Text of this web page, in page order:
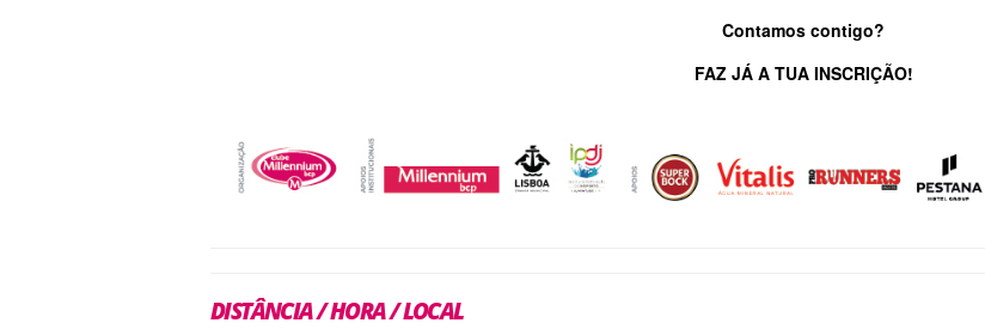
Contamos contigo?
FAZ JÁ A TUA INSCRIÇÃO!
DISTÂNCIA / HORA / LOCAL